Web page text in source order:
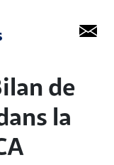
de
la